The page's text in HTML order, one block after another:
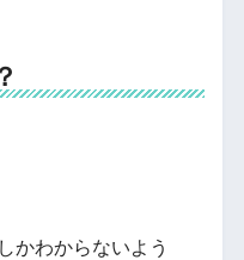
かわからないよう